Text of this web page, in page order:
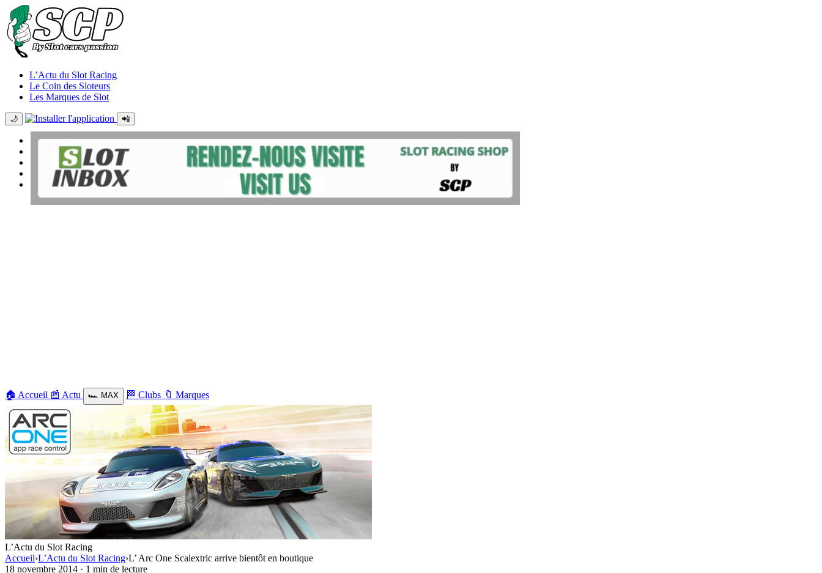
L’Actu du Slot Racing
Le Coin des Sloteurs
Les Marques de Slot
🌙 📲
🏠 Accueil 📰 Actu 🏎️ MAX 🏁 Clubs 🔖 Marques
L’Actu du Slot Racing
Accueil›L’Actu du Slot Racing›L’ Arc One Scalextric arrive bientôt en boutique
18 novembre 2014 · 1 min de lecture